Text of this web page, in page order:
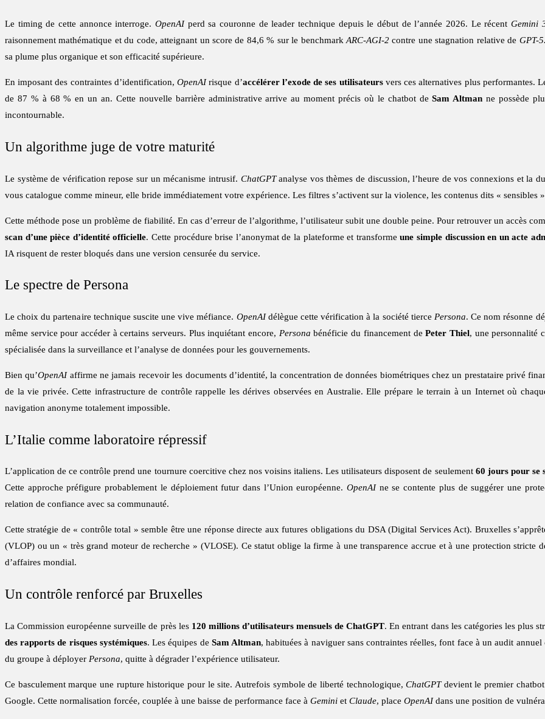
Le timing de cette annonce interroge. OpenAIperd sa couronne de leader technique depuis le début de l’année 2026. Le récent Gemini
raisonnement mathématique et du code, atteignant un score de 84,6 % sur le benchmarkARC-AGI-2 contre une stagnation relative de GPT-
sa plume plus organique et son efficacité supérieure.
En imposant des contraintes d’identification,OpenAIrisque d’accélérer l’exode de ses utilisateursvers ces alternatives plus performantes.
de 87 % à 68 % en un an. Cette nouvelle barrière administrative arrive au moment précis où le chatbot deSam Altman ne possède
incontournable.
Un algorithme juge de votre maturité
Le système de vérification repose sur un mécanisme intrusif. ChatGPTanalyse vos thèmes de discussion, l’heure de vos connexions et la
vous catalogue comme mineur, elle bride immédiatement votre expérience. Les filtres s’activent sur la violence, les contenus dits « sensibles
Cette méthode pose un problème de fiabilité. En cas d’erreur de l’algorithme, l’utilisateur subit une double peine. Pour retrouver un accès
scan d’une pièce d’identité officielle. Cette procédure brise l’anonymat de la plateforme et transformeune simple discussion en un acte
IA risquent de rester bloqués dans une version censurée du service.
Le spectre de Persona
Le choix du partenaire technique suscite une vive méfiance. OpenAIdélègue cette vérification à la société tierce Persona. Ce nom résonne
même service pour accéder à certains serveurs. Plus inquiétant encore, Persona bénéficie du financement dePeter Thiel, une personnalité
spécialisée dans la surveillance et l’analyse de données pour les gouvernements.
Bien qu’OpenAIaffirme ne jamais recevoir les documents d’identité, la concentration de données biométriques chez un prestataire privé
de la vie privée. Cette infrastructure de contrôle rappelle les dérives observées en Australie. Elle prépare le terrain à un Internet où
navigation anonyme totalement impossible.
L’Italie comme laboratoire répressif
L’application de ce contrôle prend une tournure coercitive chez nos voisins italiens. Les utilisateurs disposent de seulement 60 jours pour se
Cette approche préfigure probablement le déploiement futur dans l’Union européenne.OpenAIne se contente plus de suggérer une
relation de confiance avec sa communauté.
Cette stratégie de « contrôle total » semble être une réponse directe aux futures obligations du DSA (Digital Services Act). Bruxelles
(VLOP) ou un « très grand moteur de recherche » (VLOSE). Ce statut oblige la firme à une transparence accrue et à une protection stricte
d’affaires mondial.
Un contrôle renforcé par Bruxelles
La Commission européenne surveille de près les 120 millions d’utilisateurs mensuels de ChatGPT. En entrant dans les catégories les plus
des rapports de risques systémiques. Les équipes de Sam Altman, habituées à naviguer sans contraintes réelles, font face à un audit
du groupe à déployer Persona, quitte à dégrader l’expérience utilisateur.
Ce basculement marque une rupture historique pour le site. Autrefois symbole de liberté technologique,ChatGPTdevient le premier
Google. Cette normalisation forcée, couplée à une baisse de performance face à Gemini et Claude, place OpenAIdans une position de